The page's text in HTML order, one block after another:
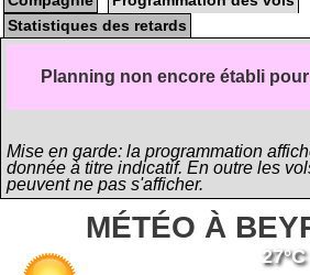
Statistiques des retards
Planning non encore établi
Mise en garde: la programmation
donnée à titre indicatif. En outre les
peuvent ne pas s'afficher.
MÉTÉO À
27°C